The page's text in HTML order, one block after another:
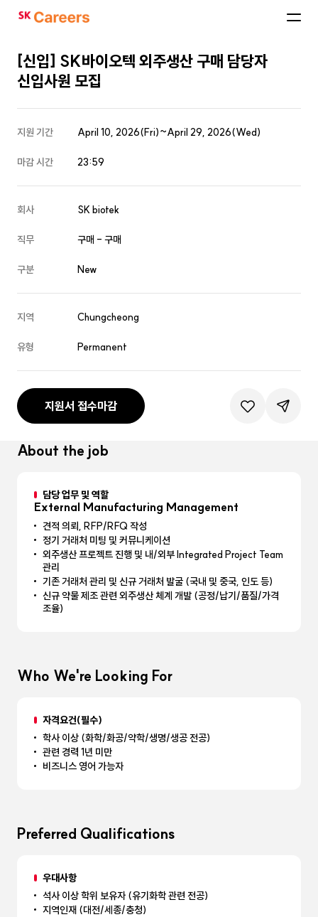
SK
About the job
담당 업무 및 역할
External Manufacturing Management
견적 의뢰, RFP/RFQ 작성
정기 거래처 미팅 및 커뮤니케이션
외주생산 프로젝트 진행 및 내/외부 Integrated Project Team
관리
기존 거래처 관리 및 신규 거래처 발굴 (국내 및 중국, 인도 등)
신규 약물 제조 관련 외주생산 체계 개발 (공정/납기/품질/가격
조율)
Who We're Looking For
자격요건(필수)
학사 이상 (화학/화공/약학/생명/생공 전공)
관련 경력 1년 미만
비즈니스 영어 가능자
Preferred Qualifications
우대사항
석사 이상 학위 보유자 (유기화학 관련 전공)
지역인재 (대전/세종/충청)
[신입] SK바이오텍 외주생산 구매 담당자
신입사원 모집
지원 기간 April 10, 2026(Fri)~April 29, 2026(Wed)
마감 시간 23:59
회사 SK biotek
직무 구매 - 구매
구분 New
지역 Chungcheong
유형 Permanent
지원서 접수마감 관심공고등록
공유하